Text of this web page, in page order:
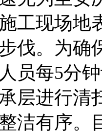
工现场
伐。为确
员每5分
层进行清
洁有序。